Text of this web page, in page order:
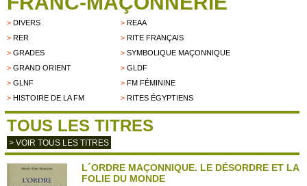
> DIVERS >REAA
> RER >RITE FRANÇAIS
> GRADES >SYMBOLIQUE MAÇONNIQUE
> GRAND ORIENT >GLDF
> GLNF >FM FÉMININE
> HISTOIRE DE LA FM >RITES ÉGYPTIENS
TOUS LES TITRES
> VOIR TOUS LES TITRES
L´ORDRE MAÇONNIQUE. LE DÉSORDRE ET LA
FOLIE DU MONDE